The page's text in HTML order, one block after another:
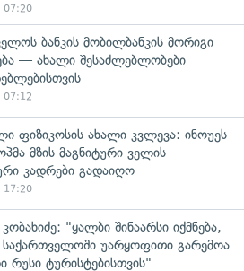
07:20
ბანკის მობილბანკის მორიგი
— ახალი შესაძლებლობები
07:12
ფიზიკოსის ახალი კვლევა: ინოუეს
მზის მაგნიტური ველის
კადრები გადაიღო
17:20
"ყალბი შინაარსი იქმნება,
უარყოფითი გარემოა
რუსი ტურისტებისთვის"